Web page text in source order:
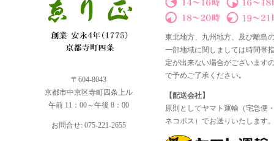
〒604-8043
京都市中京区寺町四条上ル
午前 11：00～午後 8：00
お問合せ: 075-221-2655
東北地方、九州地方、及び離島
一部地域に関しましては時間帯
定が出来ない場合がございます
で予めご了承ください｡
【配送会社】
原則としてヤマト運輸（宅急便
ネコポス）でお送りいたします